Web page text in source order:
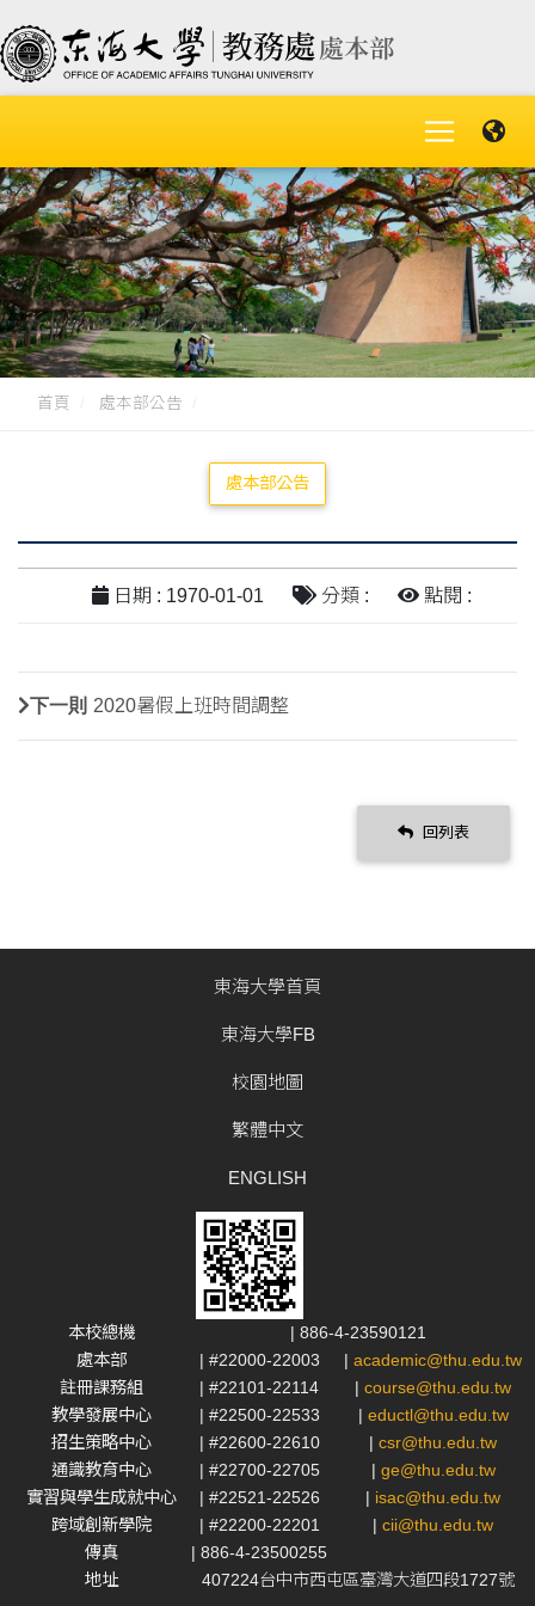
首頁 處本部公告
處本部公告
日期 : 1970-01-01 分類 : 點閱 :
下一則 2020暑假上班時間調整
回列表
東海大學首頁
東海大學FB
校園地圖
繁體中文
ENGLISH
本校總機
| 886-4-23590121
處本部
| #22000-22003 | academic@thu.edu.tw
註冊課務組
| #22101-22114 | course@thu.edu.tw
教學發展中心
| #22500-22533 | eductl@thu.edu.tw
招生策略中心
| #22600-22610 | csr@thu.edu.tw
通識教育中心
| #22700-22705 | ge@thu.edu.tw
實習與學生成就中心
| #22521-22526 | isac@thu.edu.tw
跨域創新學院
| #22200-22201 | cii@thu.edu.tw
傳真
| 886-4-23500255
地址
407224台中市西屯區臺灣大道四段1727號